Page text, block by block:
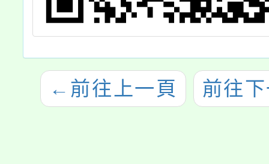
← 前往上一頁 前往